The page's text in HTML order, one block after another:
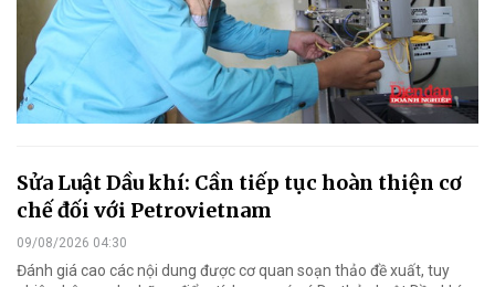
Sửa Luật Dầu khí: Cần tiếp tục hoàn thiện cơ
chế đối với Petrovietnam
09/08/2026 04:30
Đánh giá cao các nội dung được cơ quan soạn thảo đề xuất, tuy